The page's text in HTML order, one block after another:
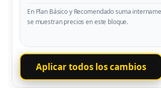
En Plan Básico y Recomendado suma
se muestran precios en este bloque.
Aplicar todos los cambios